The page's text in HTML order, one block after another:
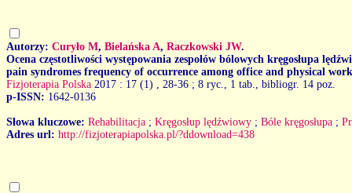
Autorzy: Curyło M, Bielańska A, Raczkowski JW.
Ocena częstotliwości występowania zespołów bólowych kręgosłupa
pain syndromes frequency of occurrence among office and physical
Fizjoterapia Polska 2017 : 17 (1)
, 28-36 ; 8 ryc., 1 tab., bibliogr. 14 poz.
p-ISSN: 1642-0136
Słowa kluczowe: Rehabilitacja ; Kręgosłup lędźwiowy ; Bóle kręgosłupa ;
Adres url: http://fizjoterapiapolska.pl/?ddownload=438